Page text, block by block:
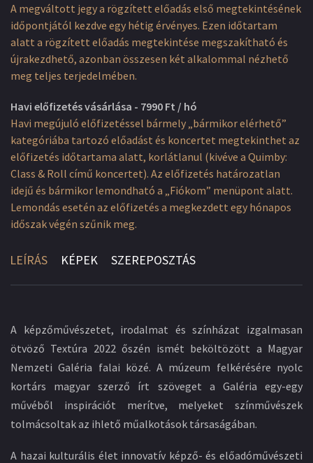
A megváltott jegy a rögzített előadás első megtekintésének
időpontjától kezdve egy hétig érvényes. Ezen időtartam
alatt a rögzített előadás megtekintése megszakítható és
újrakezdhető, azonban összesen két alkalommal nézhető
meg teljes terjedelmében.
Havi előfizetés vásárlása - 7990 Ft / hó
Havi megújuló előfizetéssel bármely „bármikor elérhető”
kategóriába tartozó előadást és koncertet megtekinthet az
előfizetés időtartama alatt, korlátlanul (kivéve a Quimby:
Class & Roll című koncertet). Az előfizetés határozatlan
idejű és bármikor lemondható a „Fiókom” menüpont alatt.
Lemondás esetén az előfizetés a megkezdett egy hónapos
időszak végén szűnik meg.
LEÍRÁS KÉPEK SZEREPOSZTÁS
A képzőművészetet, irodalmat és színházat izgalmasan
ötvöző Textúra 2022 őszén ismét beköltözött a Magyar
Nemzeti Galéria falai közé. A múzeum felkérésére nyolc
kortárs magyar szerző írt szöveget a Galéria egy-egy
művéből inspirációt merítve, melyeket színművészek
tolmácsoltak az ihlető műalkotások társaságában.
A hazai kulturális élet innovatív képző- és előadóművészeti